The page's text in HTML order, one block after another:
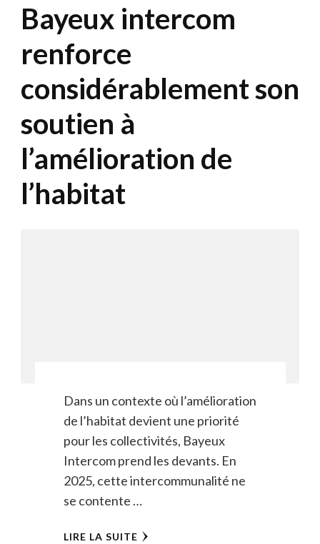
Bayeux intercom
renforce
considérablement son
soutien à
l’amélioration de
l’habitat
Dans un contexte où l’amélioration
de l’habitat devient une priorité
pour les collectivités, Bayeux
Intercom prend les devants. En
2025, cette intercommunalité ne
se contente …
LIRE LA SUITE